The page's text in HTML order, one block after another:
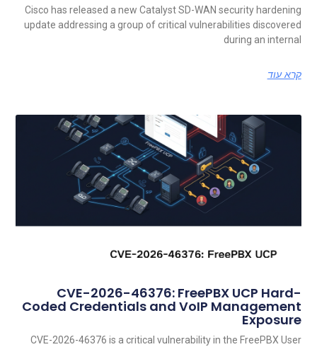
Cisco has released a new Catalyst SD-WAN security hardening
update addressing a group of critical vulnerabilities discovered
during an internal
קרא עוד
CVE-2026-46376: FreePBX UCP Hard-
Coded Credentials and VoIP Management
Exposure
CVE-2026-46376 is a critical vulnerability in the FreePBX User